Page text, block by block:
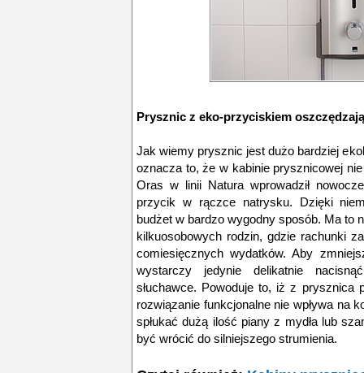
Prysznic z eko-przyciskiem
Jak wiemy prysznic jest dużo bardziej
oznacza to, że w kabinie prysznicowej
Oras w linii Natura wprowadził
przycik w rączce natrysku. Dzięki
budżet w bardzo wygodny sposób. Ma to
kilkuosobowych rodzin, gdzie rachunki
comiesięcznych wydatków. Aby
wystarczy jedynie delikatnie
słuchawce. Powoduje to, iż z prysznica
rozwiązanie funkcjonalne nie wpływa na
spłukać dużą ilość piany z mydła lub
być wrócić do silniejszego strumienia.